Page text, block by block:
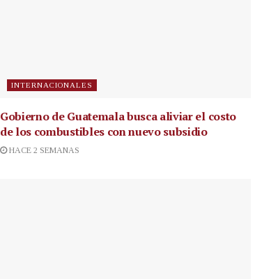
INTERNACIONALES
Gobierno de Guatemala busca aliviar el costo
de los combustibles con nuevo subsidio
HACE 2 SEMANAS